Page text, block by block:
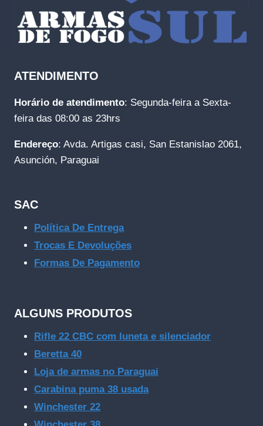
ATENDIMENTO
Horário de atendimento: Segunda-feira a Sexta-
feira das 08:00 as 23hrs
Endereço: Avda. Artigas casi, San Estanislao 2061,
Asunción, Paraguai
SAC
Política De Entrega
Trocas E Devoluções
Formas De Pagamento
ALGUNS PRODUTOS
Rifle 22 CBC com luneta e silenciador
Beretta 40
Loja de armas no Paraguai
Carabina puma 38 usada
Winchester 22